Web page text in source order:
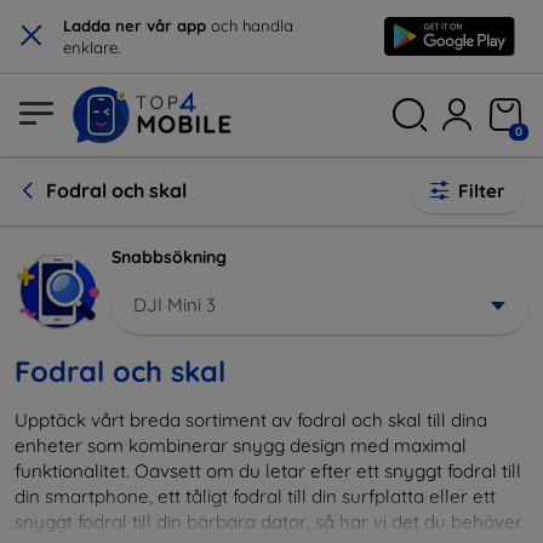
× Ladda ner vår app och handla
enklare.
0
Fodral och skal Filter
Snabbsökning
DJI Mini 3
Fodral och skal
Upptäck vårt breda sortiment av fodral och skal till dina
enheter som kombinerar snygg design med maximal
funktionalitet. Oavsett om du letar efter ett snyggt fodral till
din smartphone, ett tåligt fodral till din surfplatta eller ett
snyggt fodral till din bärbara dator, så har vi det du behöver.